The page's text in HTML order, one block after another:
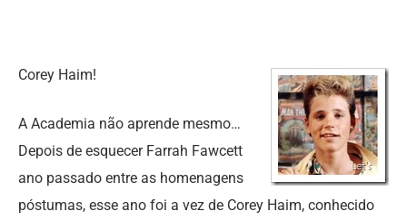
Corey Haim!
A Academia não aprende mesmo…
Depois de esquecer Farrah Fawcett
ano passado entre as homenagens
póstumas, esse ano foi a vez de Corey Haim, conhecido